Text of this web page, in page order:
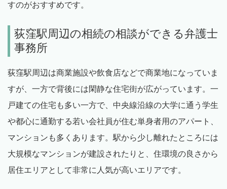
すのがおすすめです。
荻窪駅周辺の相続の相談ができる弁護士
事務所
荻窪駅周辺は商業施設や飲食店などで商業地になっていま
すが、一方で背後には閑静な住宅街が広がっています。一
戸建ての住宅も多い一方で、中央線沿線の大学に通う学生
や都心に通勤する若い会社員が住む単身者用のアパート、
マンションも多くあります。駅から少し離れたところには
大規模なマンションが建設されたりと、住環境の良さから
居住エリアとして非常に人気が高いエリアです。